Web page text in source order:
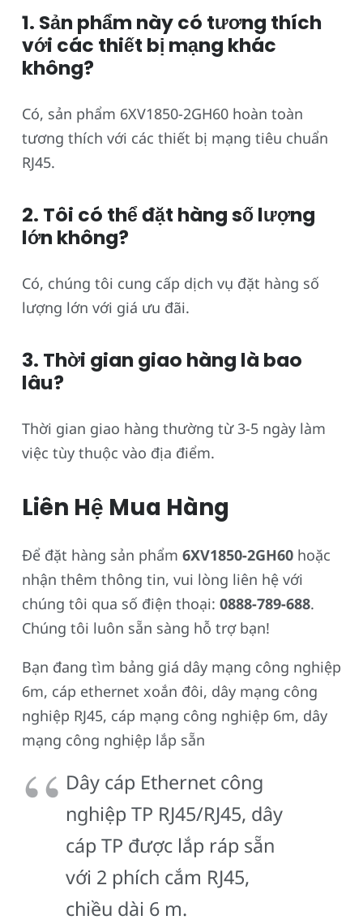
1. Sản phẩm này có tương thích
với các thiết bị mạng khác
không?
Có, sản phẩm 6XV1850-2GH60 hoàn toàn
tương thích với các thiết bị mạng tiêu chuẩn
RJ45.
2. Tôi có thể đặt hàng số lượng
lớn không?
Có, chúng tôi cung cấp dịch vụ đặt hàng số
lượng lớn với giá ưu đãi.
3. Thời gian giao hàng là bao
lâu?
Thời gian giao hàng thường từ 3-5 ngày làm
việc tùy thuộc vào địa điểm.
Liên Hệ Mua Hàng
Để đặt hàng sản phẩm 6XV1850-2GH60 hoặc
nhận thêm thông tin, vui lòng liên hệ với
chúng tôi qua số điện thoại: 0888-789-688.
Chúng tôi luôn sẵn sàng hỗ trợ bạn!
Bạn đang tìm bảng giá dây mạng công nghiệp
6m, cáp ethernet xoắn đôi, dây mạng công
nghiệp RJ45, cáp mạng công nghiệp 6m, dây
mạng công nghiệp lắp sẵn
Dây cáp Ethernet công
nghiệp TP RJ45/RJ45, dây
cáp TP được lắp ráp sẵn
với 2 phích cắm RJ45,
chiều dài 6 m.